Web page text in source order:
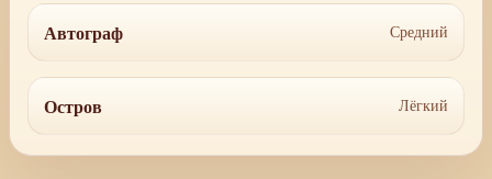
Автограф Средний
Остров Лёгкий